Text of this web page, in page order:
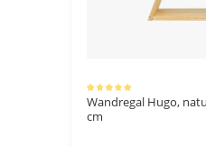
Durchschnittliche Bewertung von 5
Wandregal Hugo,
cm